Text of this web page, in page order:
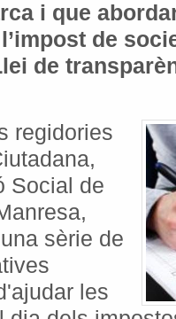
i que
de
de
regidories
Social de
sèrie de
les